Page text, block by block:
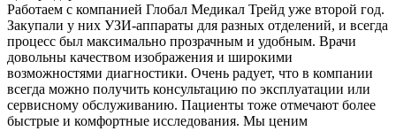
Работаем с компанией Глобал Медикал Трейд уже второй год.
Закупали у них УЗИ-аппараты для разных отделений, и всегда
процесс был максимально прозрачным и удобным. Врачи
довольны качеством изображения и широкими
возможностями диагностики. Очень радует, что в компании
всегда можно получить консультацию по эксплуатации или
сервисному обслуживанию. Пациенты тоже отмечают более
быстрые и комфортные исследования. Мы ценим